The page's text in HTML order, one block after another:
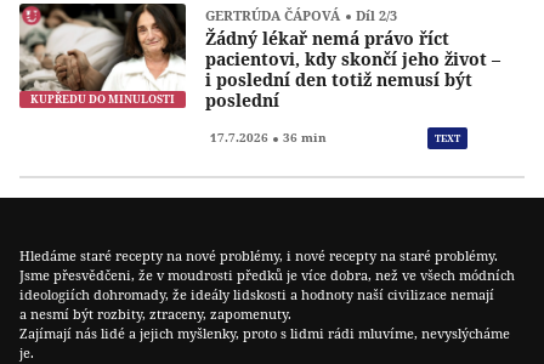
KUPŘEDU DO MINULOSTI
GERTRÚDA ČÁPOVÁ Díl 2/3
Žádný lékař nemá právo říct
pacientovi, kdy skončí jeho život –
i poslední den totiž nemusí být
poslední
17.7.2026 36 min TEXT
Hledáme staré recepty na nové problémy, i nové recepty na staré problémy.
Jsme přesvědčeni, že v moudrosti předků je více dobra, než ve všech módních
ideologiích dohromady, že ideály lidskosti a hodnoty naší civilizace nemají
a nesmí být rozbity, ztraceny, zapomenuty.
Zajímají nás lidé a jejich myšlenky, proto s lidmi rádi mluvíme, nevyslýcháme
je.